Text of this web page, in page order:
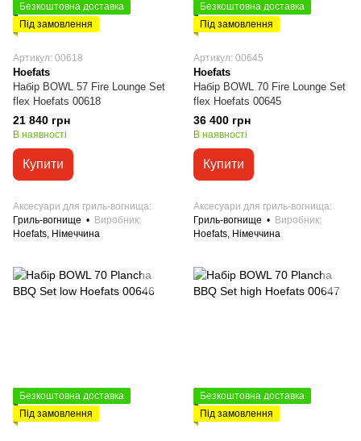
Безкоштовна доставка
Під замовлення
Артикул: 00618
Hoefats
Набір BOWL 57 Fire Lounge Set
flex Hoefats 00618
21 840 грн
В наявності
Купити
Аксесуари для гриль-вогнища
Гриль-вогнище
Виробник
Hoefats, Німеччина
Безкоштовна доставка
Під замовлення
Артикул: 00645
Hoefats
Набір BOWL 70 Fire Lounge Set
flex Hoefats 00645
36 400 грн
В наявності
Купити
Аксесуари для гриль-вогнища
Гриль-вогнище
Виробник
Hoefats, Німеччина
Безкоштовна доставка
Під замовлення
Безкоштовна доставка
Під замовлення